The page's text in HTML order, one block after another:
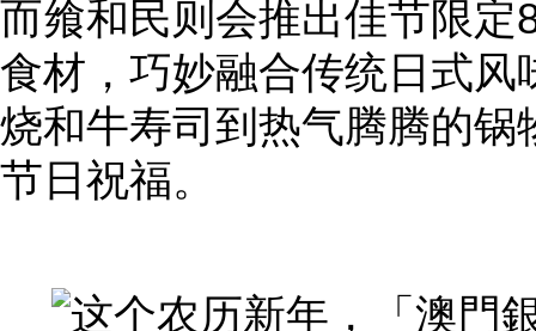
而飨和民则会推出佳节限
食材，巧妙融合传统日式
烧和牛寿司到热气腾腾的
节日祝福。